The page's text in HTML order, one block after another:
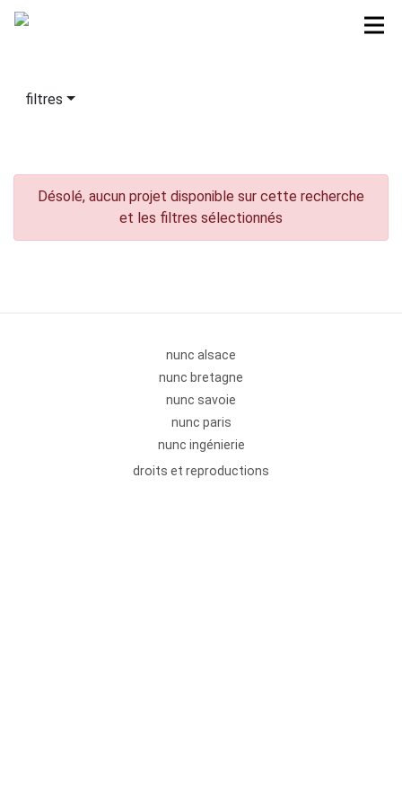
filtres
Désolé, aucun projet disponible sur cette recherche
et les filtres sélectionnés
nunc alsace
nunc bretagne
nunc savoie
nunc paris
nunc ingénierie
droits et reproductions